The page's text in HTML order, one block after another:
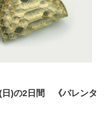
日)の2日間 《バレンタ